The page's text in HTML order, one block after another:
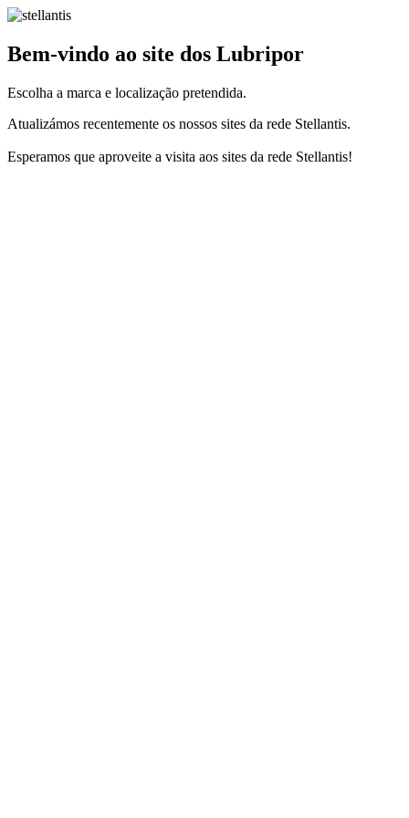
Bem-vindo ao site dos Lubripor
Escolha a marca e localização pretendida.
Atualizámos recentemente os nossos sites da rede Stellantis.
Esperamos que aproveite a visita aos sites da rede Stellantis!